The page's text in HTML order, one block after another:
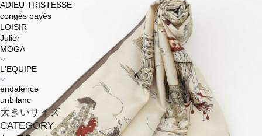
ADIEU TRISTESSE
congés payés
LOISIR
Julier
MOGA
L'EQUIPE
endalence
unbilanc
大きいサイズ
CATEGORY